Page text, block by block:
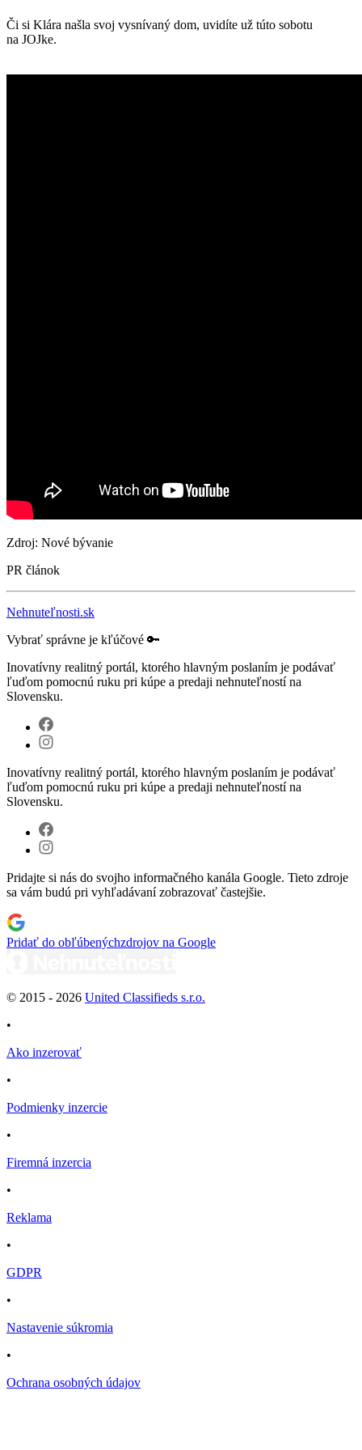
Či si Klára našla svoj vysnívaný dom, uvidíte už túto sobotu
na JOJke.
Zdroj: Nové bývanie
PR článok
Nehnuteľnosti.sk
Vybrať správne je kľúčové 🔑
Inovatívny realitný portál, ktorého hlavným poslaním je podávať
ľuďom pomocnú ruku pri kúpe a predaji nehnuteľností na
Slovensku.
Inovatívny realitný portál, ktorého hlavným poslaním je podávať
ľuďom pomocnú ruku pri kúpe a predaji nehnuteľností na
Slovensku.
Pridajte si nás do svojho informačného kanála Google. Tieto zdroje
sa vám budú pri vyhľadávaní zobrazovať častejšie.
Pridať do obľúbenýchzdrojov na Google
© 2015 - 2026 United Classifieds s.r.o.
•
Ako inzerovať
•
Podmienky inzercie
•
Firemná inzercia
•
Reklama
•
GDPR
•
Nastavenie súkromia
•
Ochrana osobných údajov